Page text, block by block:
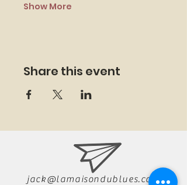
Show More
Share this event
jack@lamaisondublues.com